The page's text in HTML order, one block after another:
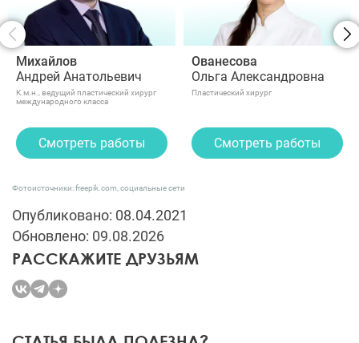
Михайлов
Андрей Анатольевич
К.м.н., ведущий пластический хирург
международного класса
Смотреть работы
Ованесова
Ольга Александровна
Пластический хирург
Смотреть работы
Фотоисточники: freepik.com, социальные сети
Опубликовано: 08.04.2021
Обновлено: 09.08.2026
РАССКАЖИТЕ ДРУЗЬЯМ